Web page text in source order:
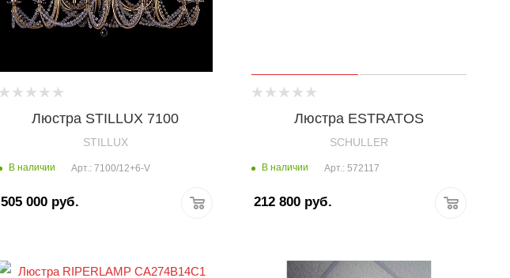
Люстра STILLUX 7100
STILLUX
В наличии Арт.: 7100/12+6-V
505 000руб.
Люстра ESTRATOS
SCHULLER
В наличии Арт.: 572117
212 800 руб.